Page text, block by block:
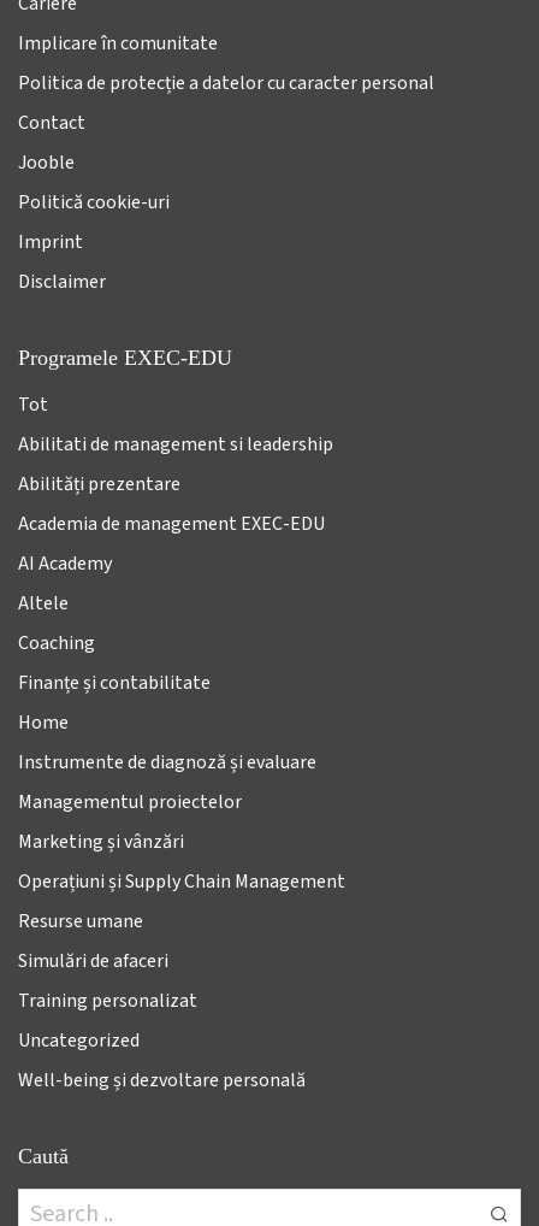
Implicare în comunitate
Politica de protecție a datelor cu caracter personal
Contact
Jooble
Politică cookie-uri
Imprint
Disclaimer
Programele EXEC-EDU
Tot
Abilitati de management si leadership
Abilități prezentare
Academia de management EXEC-EDU
AI Academy
Altele
Coaching
Finanțe și contabilitate
Home
Instrumente de diagnoză și evaluare
Managementul proiectelor
Marketing și vânzări
Operațiuni și Supply Chain Management
Resurse umane
Simulări de afaceri
Training personalizat
Uncategorized
Well-being și dezvoltare personală
Caută